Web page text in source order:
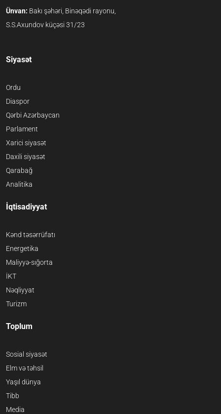
Ünvan: Bakı şəhəri, Binəqədi rayonu,
S.S.Axundov küçəsi 31/23
Siyasət
Ordu
Diaspor
Qərbi Azərbaycan
Parlament
Xarici siyasət
Daxili siyasət
Qarabağ
Analitika
İqtisadiyyat
Kənd təsərrüfatı
Energetika
Maliyyə-sığorta
İKT
Nəqliyyat
Turizm
Toplum
Sosial siyasət
Elm və təhsil
Yaşıl dünya
Tibb
Media